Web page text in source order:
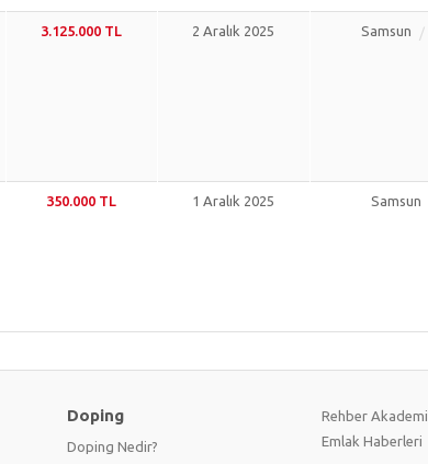
3.125.000 TL 2 Aralık 2025 Samsun
350.000 TL 1 Aralık 2025 Samsun
Doping
Doping Nedir?
Rehber Akademi
Emlak Haberleri